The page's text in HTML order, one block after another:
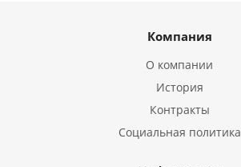
Компания
О компании
История
Контракты
Социальная политика